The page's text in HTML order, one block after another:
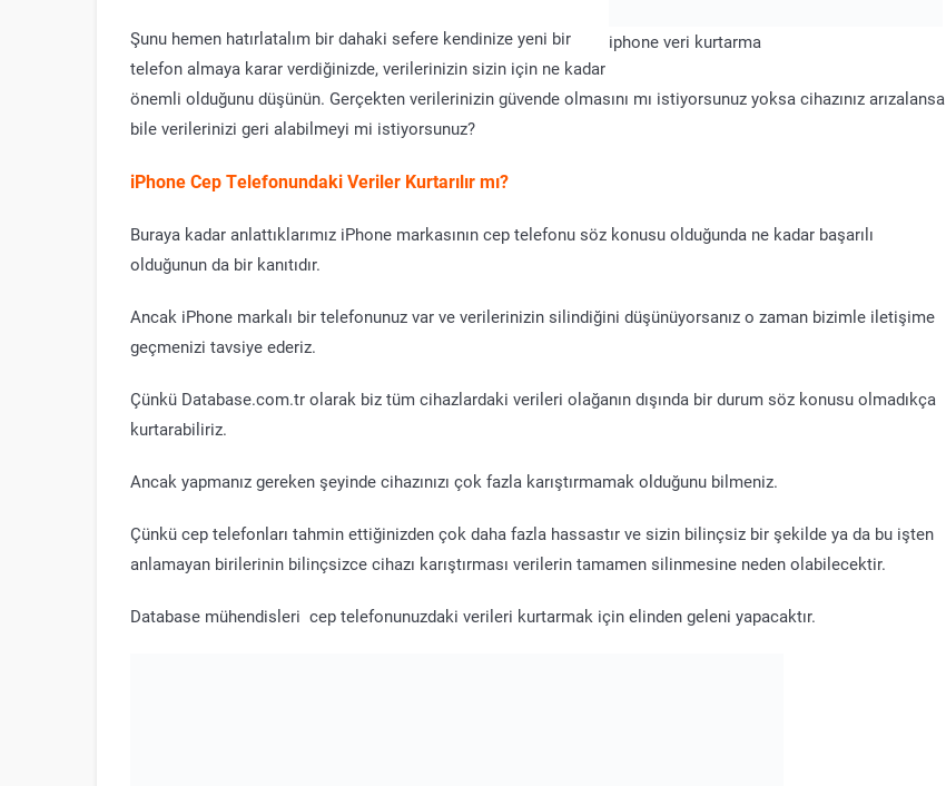
iphone veri kurtarma
Şunu hemen hatırlatalım bir dahaki sefere kendinize yeni bir
telefon almaya karar verdiğinizde, verilerinizin sizin için ne kadar
önemli olduğunu düşünün. Gerçekten verilerinizin güvende olmasını mı istiyorsunuz yoksa cihazınız arızalansa
bile verilerinizi geri alabilmeyi mi istiyorsunuz?
iPhone Cep Telefonundaki Veriler Kurtarılır mı?
Buraya kadar anlattıklarımız iPhone markasının cep telefonu söz konusu olduğunda ne kadar başarılı
olduğunun da bir kanıtıdır.
Ancak iPhone markalı bir telefonunuz var ve verilerinizin silindiğini düşünüyorsanız o zaman bizimle iletişime
geçmenizi tavsiye ederiz.
Çünkü Database.com.tr olarak biz tüm cihazlardaki verileri olağanın dışında bir durum söz konusu olmadıkça
kurtarabiliriz.
Ancak yapmanız gereken şeyinde cihazınızı çok fazla karıştırmamak olduğunu bilmeniz.
Çünkü cep telefonları tahmin ettiğinizden çok daha fazla hassastır ve sizin bilinçsiz bir şekilde ya da bu işten
anlamayan birilerinin bilinçsizce cihazı karıştırması verilerin tamamen silinmesine neden olabilecektir.
Database mühendisleri cep telefonunuzdaki verileri kurtarmak için elinden geleni yapacaktır.